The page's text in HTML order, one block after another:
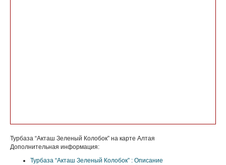
Турбаза “Акташ Зеленый Колобок” на карте Алтая
Дополнительная информация:
Турбаза “Акташ Зеленый Колобок” : Описание